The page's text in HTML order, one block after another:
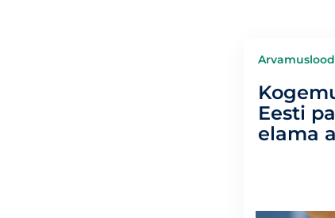
Arvamuslood
Eesti
elama